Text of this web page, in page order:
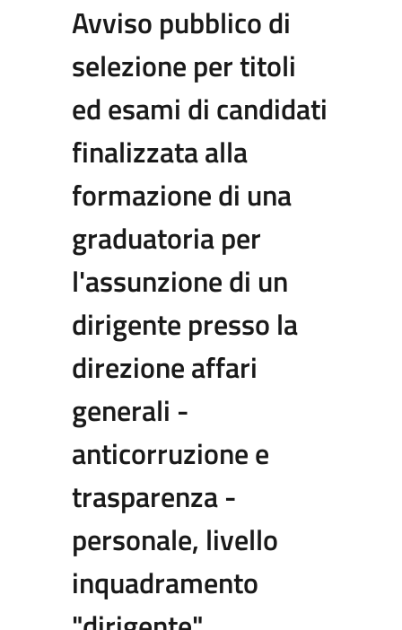
Avviso pubblico di
selezione per titoli
ed esami di candidati
finalizzata alla
formazione di una
graduatoria per
l'assunzione di un
dirigente presso la
direzione affari
generali -
anticorruzione e
trasparenza -
personale, livello
inquadramento